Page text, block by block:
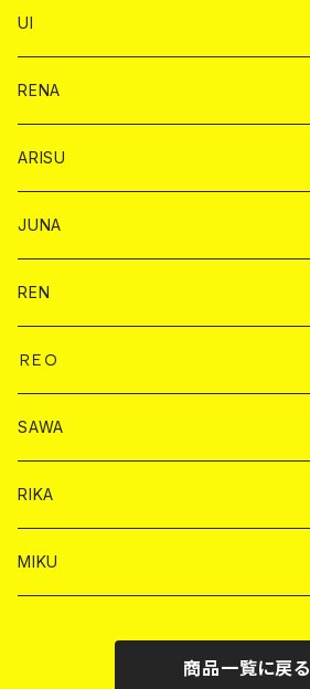
1ドリンク
シャンパン
1ドリンク
チップ
ドリンク
1ドリンク
ショット
UI
バイカ
ドリンク
シャンパン
ドリンク
チェキ
RENA
バイカ
ドリンク
ドリンク
ヤードグラス
チェキ
ARISU
バイカ
ドリンク
ドリンク
シャンパン
チェキ
JUNA
バイカ
ドリンク
シャンパン
ヤードグラス
チェキ
REN
バイカ
ドリンク
ショット
シャンパン
チェキ
ＲＥＯ
ドリンク
シャンパン
ショット
バイカ
チェキ
SAWA
ドリンク
シャンパン
バイカ
RIKA
ドリンク
MIKU
商品一覧に戻る